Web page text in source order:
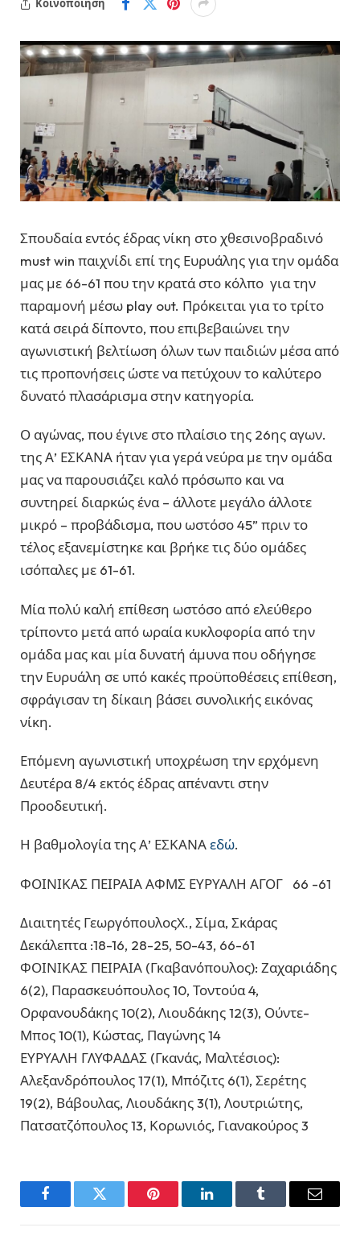
Κοινοποίηση
Σπουδαία εντός έδρας νίκη στο χθεσινοβραδινό
must win παιχνίδι επί της Ευρυάλης για την ομάδα
μας με 66-61 που την κρατά στο κόλπο για την
παραμονή μέσω play out. Πρόκειται για το τρίτο
κατά σειρά δίποντο, που επιβεβαιώνει την
αγωνιστική βελτίωση όλων των παιδιών μέσα από
τις προπονήσεις ώστε να πετύχουν το καλύτερο
δυνατό πλασάρισμα στην κατηγορία.
Ο αγώνας, που έγινε στο πλαίσιο της 26ης αγων.
της Α’ ΕΣΚΑΝΑ ήταν για γερά νεύρα με την ομάδα
μας να παρουσιάζει καλό πρόσωπο και να
συντηρεί διαρκώς ένα – άλλοτε μεγάλο άλλοτε
μικρό – προβάδισμα, που ωστόσο 45” πριν το
τέλος εξανεμίστηκε και βρήκε τις δύο ομάδες
ισόπαλες με 61-61.
Μία πολύ καλή επίθεση ωστόσο από ελεύθερο
τρίποντο μετά από ωραία κυκλοφορία από την
ομάδα μας και μία δυνατή άμυνα που οδήγησε
την Ευρυάλη σε υπό κακές προϋποθέσεις επίθεση,
σφράγισαν τη δίκαιη βάσει συνολικής εικόνας
νίκη.
Επόμενη αγωνιστική υποχρέωση την ερχόμενη
Δευτέρα 8/4 εκτός έδρας απέναντι στην
Προοδευτική.
Η βαθμολογία της Α’ ΕΣΚΑΝΑεδώ.
ΦΟΙΝΙΚΑΣ ΠΕΙΡΑΙΑ ΑΦΜΣ ΕΥΡΥΑΛΗ ΑΓΟΓ 66 -61
Διαιτητές ΓεωργόπουλοςΧ., Σίμα, Σκάρας
Δεκάλεπτα :18-16, 28-25, 50-43, 66-61
ΦΟΙΝΙΚΑΣ ΠΕΙΡΑΙΑ (Γκαβανόπουλος): Ζαχαριάδης
6(2), Παρασκευόπουλος 10, Τοντούα 4,
Ορφανουδάκης 10(2), Λιουδάκης 12(3), Ούντε-
Μπος 10(1), Κώστας, Παγώνης 14
ΕΥΡΥΑΛΗ ΓΛΥΦΑΔΑΣ (Γκανάς, Μαλτέσιος):
Αλεξανδρόπουλος 17(1), Μπόζιτς 6(1), Σερέτης
19(2), Βάβουλας, Λιουδάκης 3(1), Λουτριώτης,
Πατσατζόπουλος 13, Κορωνιός, Γιανακούρος 3
FacebookTwitter Pinterest LinkedInTumblr Email